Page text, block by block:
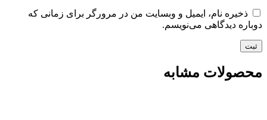
ذخیره نام، ایمیل و وبسایت من در مرورگر برای زمانی که
دوباره دیدگاهی می‌نویسم.
محصولات مشابه